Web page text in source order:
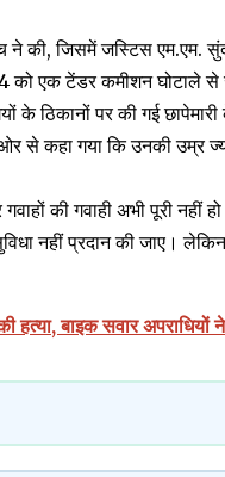
ने की, जिसमें जस्टिस एम.एम.
को एक टेंडर कमीशन घोटाले
के ठिकानों पर की गई
से कहा गया कि उनकी उम्र
की गवाही अभी पूरी नहीं
नहीं प्रदान की जाए।
बाइक सवार अपराधियों ने